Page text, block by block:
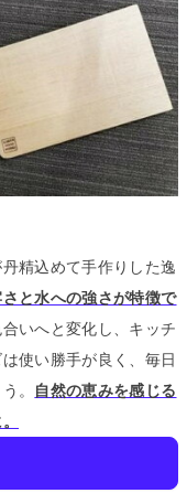
精込めて手作りした逸
と水への強さが特徴で
いへと変化し、キッチ
使い勝手が良く、毎日
。 自然の恵みを感じる